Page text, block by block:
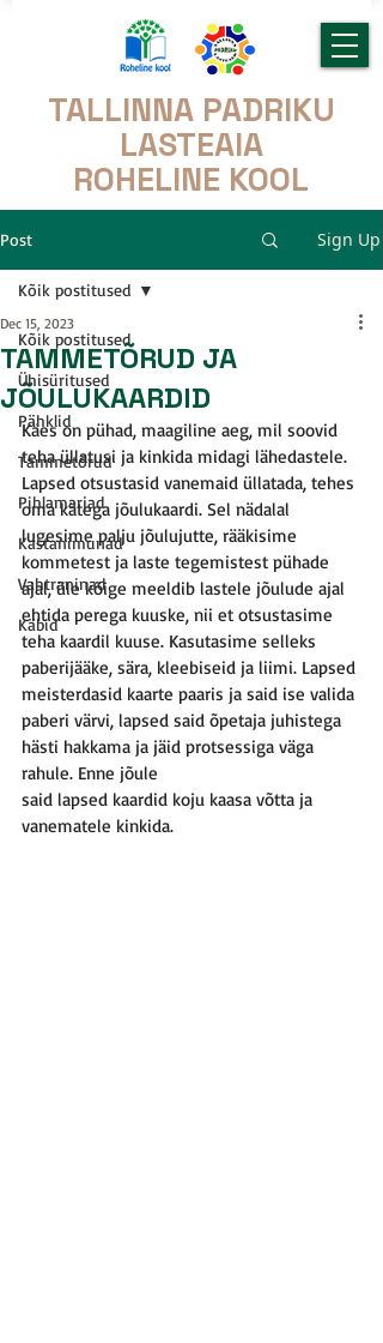
TALLINNA PADRIKU
LASTEAIA
ROHELINE KOOL
Post Sign Up
Kõik postitused
Ühisüritused
Pähklid
Tammetõrud
Pihlamarjad
Kastanimunad
Vahtraninad
Käbid
Kõik postitused
TAMMETÕRUD JA
JÕULUKAARDID
Dec 15, 2023
Käes on pühad, maagiline aeg, mil soovid
teha üllatusi ja kinkida midagi lähedastele.
Lapsed otsustasid vanemaid üllatada, tehes
oma kätega jõulukaardi. Sel nädalal
lugesime palju jõulujutte, rääkisime
kommetest ja laste tegemistest pühade
ajal, üle kõige meeldib lastele jõulude ajal
ehtida perega kuuske, nii et otsustasime
teha kaardil kuuse. Kasutasime selleks
paberijääke, sära, kleebiseid ja liimi. Lapsed
meisterdasid kaarte paaris ja said ise valida
paberi värvi, lapsed said õpetaja juhistega
hästi hakkama ja jäid protsessiga väga
rahule. Enne jõule
said lapsed kaardid koju kaasa võtta ja
vanematele kinkida.